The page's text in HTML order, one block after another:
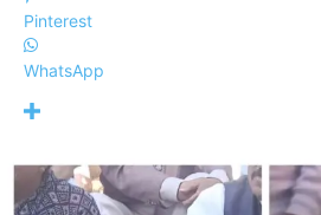
Pinterest
WhatsApp